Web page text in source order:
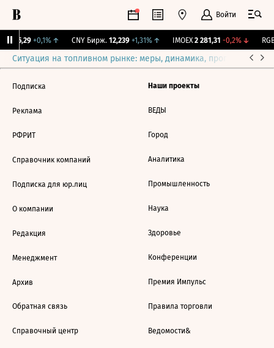
Войти
115,29 +0,1%↑ CNY Бирж. 12,239 +1,31%↑ IMOEX 2 281,31 -0,2%↓
Ситуация на топливном рынке: меры, динамика, прогнозы
Подписка
Реклама
РФРИТ
Справочник компаний
Подписка для юр.лиц
О компании
Редакция
Менеджмент
Архив
Обратная связь
Справочный центр
Наши проекты
ВЕДЫ
Город
Аналитика
Промышленность
Наука
Здоровье
Конференции
Премия Импульс
Правила торговли
Ведомости&